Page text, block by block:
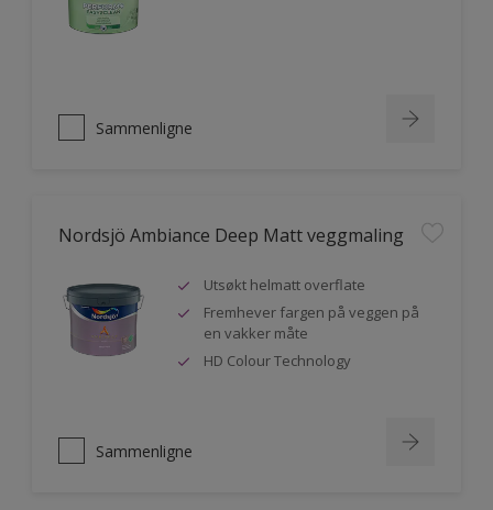
Sammenligne
Nordsjö Ambiance Deep Matt veggmaling
Utsøkt helmatt overflate
Fremhever fargen på veggen på
en vakker måte
HD Colour Technology
Sammenligne